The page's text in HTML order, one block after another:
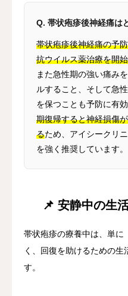
Q. 帯状疱疹後神経痛は
帯状疱疹後神経痛の予
抗ウイルス薬治療を開
また急性期の強い痛み
ルすること、そして急
を保つことも予防に有
期復帰すると神経損傷
るため、アイシークリ
を強く推奨しています。
📌 安静中の生
帯状疱疹の療養中は、単に
く、回復を助けるための
す。